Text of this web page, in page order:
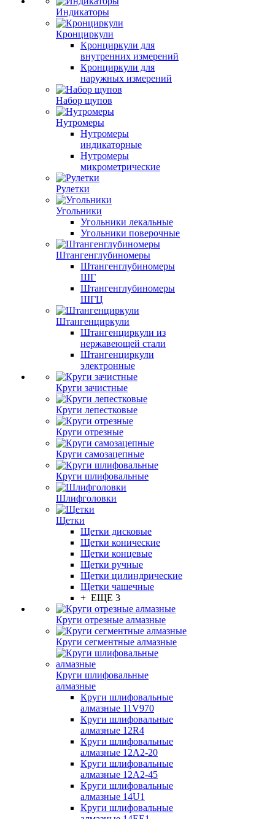
Индикаторы
Кронциркули
Кронциркули для
внутренних измерений
Кронциркули для
наружных измерений
Набор щупов
Нутромеры
Нутромеры
индикаторные
Нутромеры
микрометрические
Рулетки
Угольники
Угольники лекальные
Угольники поверочные
Штангенглубиномеры
Штангенглубиномеры
ШГ
Штангенглубиномеры
ШГЦ
Штангенциркули
Штангенциркули из
нержавеющей стали
Штангенциркули
электронные
Круги зачистные
Круги лепестковые
Круги отрезные
Круги самозацепные
Круги шлифовальные
Шлифголовки
Щетки
Щетки дисковые
Щетки конические
Щетки концевые
Щетки ручные
Щетки цилиндрические
Щетки чашечные
+ ЕЩЕ 3
Круги отрезные алмазные
Круги сегментные алмазные
Круги шлифовальные
алмазные
Круги шлифовальные
алмазные 11V970
Круги шлифовальные
алмазные 12R4
Круги шлифовальные
алмазные 12А2-20
Круги шлифовальные
алмазные 12А2-45
Круги шлифовальные
алмазные 14U1
Круги шлифовальные